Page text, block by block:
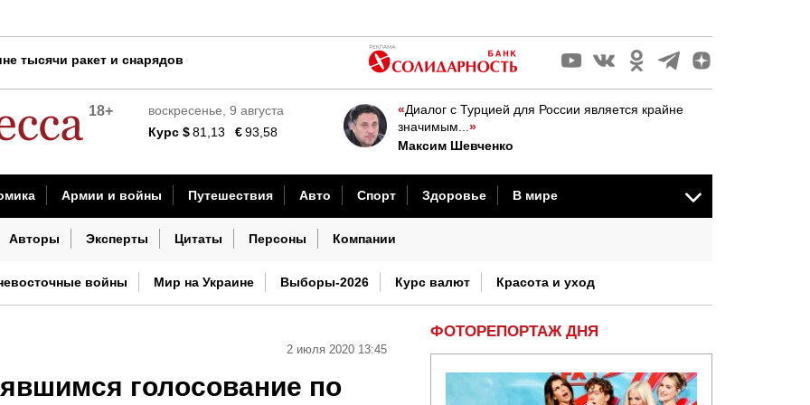
тысячи ракет и снарядов
наказал Киев за удары по НПЗ
ровно в 3 часа ночи
18+
воскресенье, 9 августа
Курс $81,13 €93,58
«Диалог с Турцией для России является крайне
значимым... »
Максим Шевченко
Армии и войны Путешествия Авто Спорт Здоровье В мире
Наука и технологии Культура Погода История
Авторы Эксперты Цитаты Персоны Компании
войны Мир на Украине Выборы-2026 Курс валют Красота и уход
2 июля 2020 13:45
голосование по
ФОТОРЕПОРТАЖ ДНЯ